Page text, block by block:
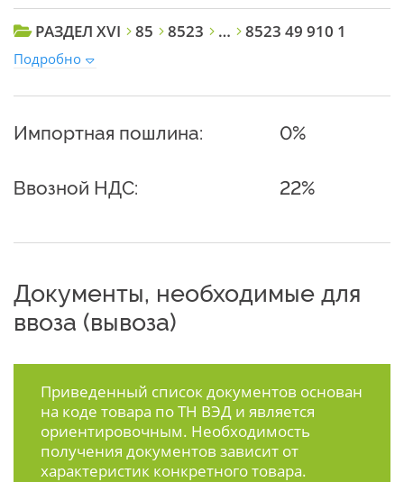
РАЗДЕЛ XVI 85 8523 … 8523 49 910 1
Подробно
Импортная пошлина: 0%
Ввозной НДС: 22%
Документы, необходимые для
ввоза (вывоза)
Приведенный список документов основан
на коде товара по ТН ВЭД и является
ориентировочным. Необходимость
получения документов зависит от
характеристик конкретного товара.